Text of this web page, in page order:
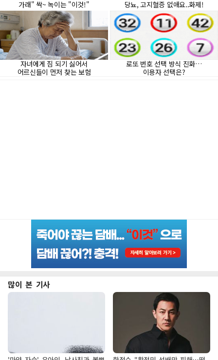
많이 본 기사